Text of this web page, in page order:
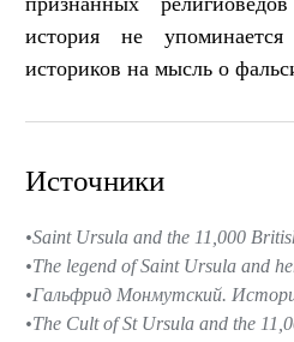
история не
историков на мысль о
Источники
Saint Ursula and the 11,000
The legend of Saint Ursula and
Гальфрид Монмутский.
The Cult of St Ursula and the